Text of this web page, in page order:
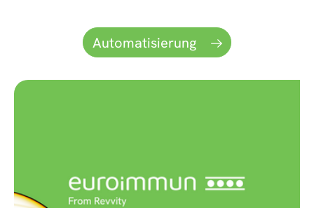
Automatisierung